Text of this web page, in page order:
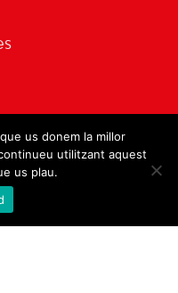
us donem la millor
utilitzant aquest
us plau.